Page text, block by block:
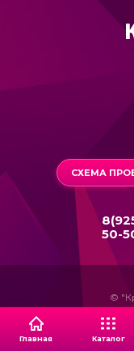
СХЕМА
50-
©
Главная Каталог